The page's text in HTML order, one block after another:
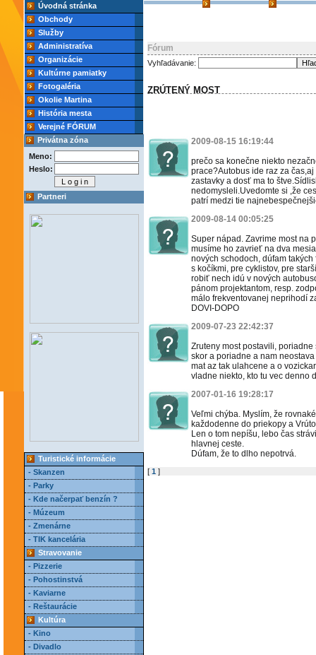
Úvodná stránka
Obchody
Služby
Administratíva
Organizácie
Kultúrne pamiatky
Fotogaléria
Okolie Martina
História mesta
Verejné FÓRUM
Privátna zóna
Meno:
Heslo:
Partneri
Turistické informácie
- Skanzen
- Parky
- Kde načerpať benzín ?
- Múzeum
- Zmenárne
- TIK kancelária
Stravovanie
- Pizzerie
- Pohostinstvá
- Kaviarne
- Reštaurácie
Kultúra
- Kino
- Divadlo
Fórum
Vyhľadávanie:
ZRÚTENÝ MOST
2009-08-15 16:19:44
prečo sa konečne niekto
prace?Autobus ide raz za
zastavky a dosť ma to
nedomysleli.Uvedomte si ,že
patrí medzi tie
2009-08-14 00:05:25
Super nápad. Zavrime most na
musíme ho zavrieť na dva
nových schodoch, dúfam
s kočíkmi, pre cyklistov, pre
robiť nech idú v nových
pánom projektantom, resp.
málo frekventovanej neprihodí
DOVI-DOPO
2009-07-23 22:42:37
Zruteny most postavili,
skor a poriadne a nam
mat az tak ulahcene a o
vladne niekto, kto tu vec denno
2007-01-16 19:28:17
Veľmi chýba. Myslím, že
každodenne do priekopy a
Len o tom nepíšu, lebo čas
hlavnej ceste.
Dúfam, že to dlho nepotrvá.
[ 1 ]